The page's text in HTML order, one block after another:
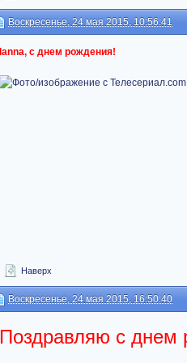
Воскресенье, 24 мая 2015, 10:56:41
lanna, с днем рождения!
Наверх
Воскресенье, 24 мая 2015, 16:50:40
Поздравляю с днем